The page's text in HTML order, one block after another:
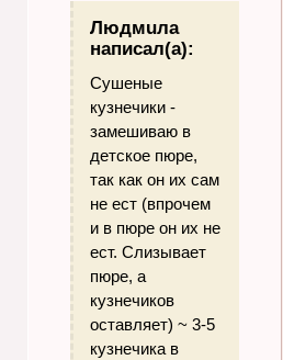
Людмuла
написал(а):
Сушеные
кузнечики -
замешиваю в
детское пюре,
так как он их сам
не ест (впрочем
и в пюре он их не
ест. Слизывает
пюре, а
кузнечиков
оставляет) ~ 3-5
кузнечика в